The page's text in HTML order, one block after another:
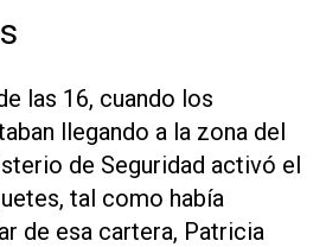
las 16, cuando los
llegando a la zona del
de Seguridad activó el
tal como había
de esa cartera, Patricia